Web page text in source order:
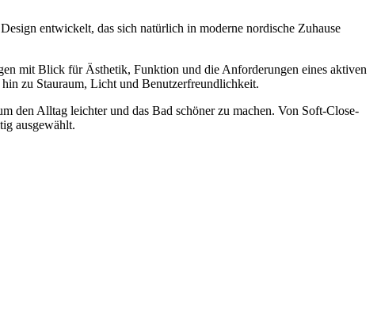
entwickelt, das sich natürlich in moderne nordische Zuhause
mit Blick für Ästhetik, Funktion und die Anforderungen eines aktiven
zu Stauraum, Licht und Benutzerfreundlichkeit.
den Alltag leichter und das Bad schöner zu machen. Von Soft-Close-
ausgewählt.